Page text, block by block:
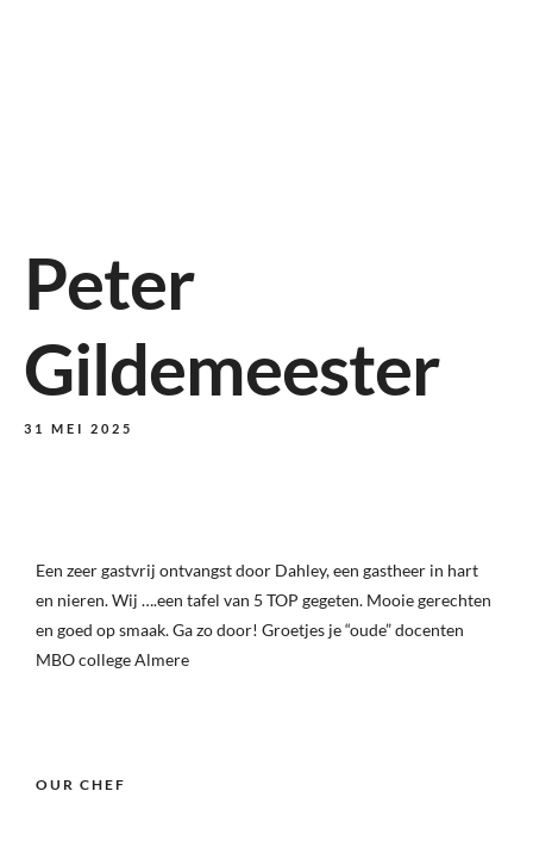
Peter
Gildemeester
31 MEI 2025
Een zeer gastvrij ontvangst door Dahley, een gastheer in hart
en nieren. Wij ….een tafel van 5 TOP gegeten. Mooie gerechten
en goed op smaak. Ga zo door! Groetjes je “oude” docenten
MBO college Almere
OUR CHEF